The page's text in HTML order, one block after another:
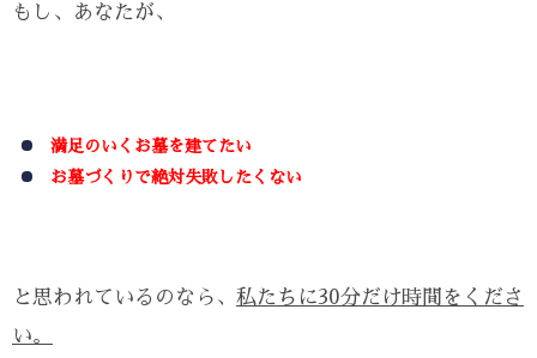
もし、あなたが、
満足のいくお墓を建てたい
お墓づくりで絶対失敗したくない
と思われているのなら、 私たちに30分だけ時間をくださ
い。